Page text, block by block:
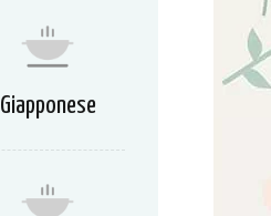
Giapponese